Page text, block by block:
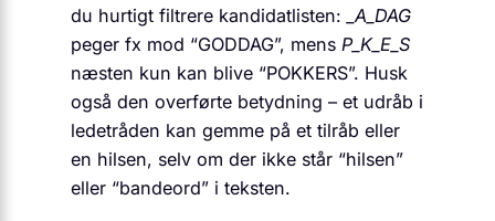
du hurtigt filtrere kandidatlisten: _A_DAG
peger fx mod “GODDAG”, mens P_K_E_S
næsten kun kan blive “POKKERS”. Husk
også den overførte betydning – et udråb i
ledetråden kan gemme på et tilråb eller
en hilsen, selv om der ikke står “hilsen”
eller “bandeord” i teksten.